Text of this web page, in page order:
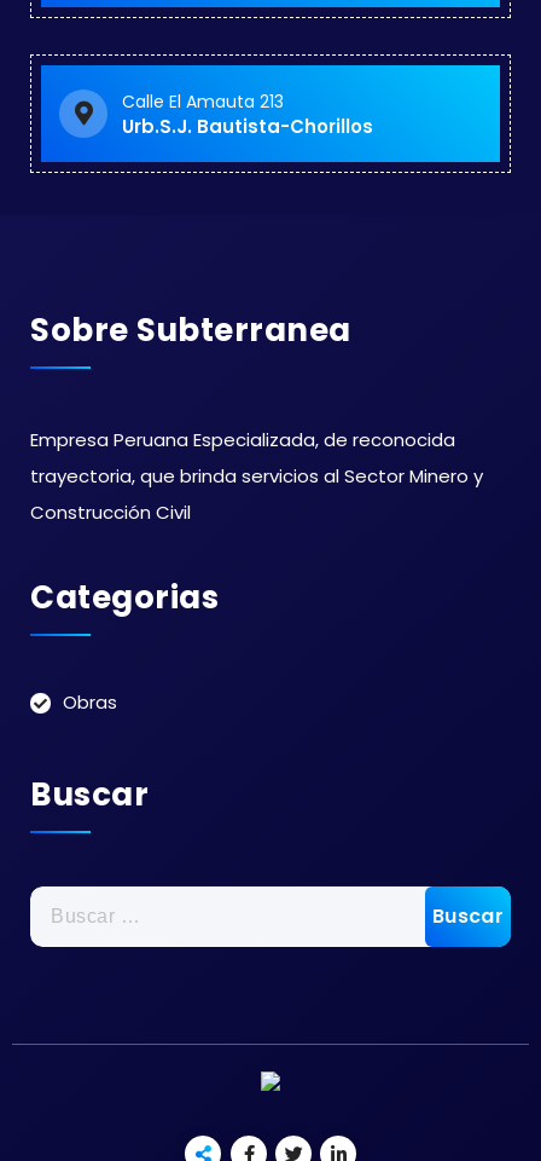
Calle El Amauta 213
Urb.S.J. Bautista-Chorillos
Sobre Subterranea
Empresa Peruana Especializada, de reconocida
trayectoria, que brinda servicios al Sector Minero y
Construcción Civil
Categorias
Obras
Buscar
Buscar: